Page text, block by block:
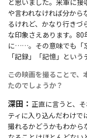
や言われなければ分から
るけれど、かなり行きづ
な印象さえあります。
に……。その意味でも「
「記録」「記憶」とい
――この映画を撮ることで
たのでしょうか？
深田： 正直に言うと、
ティに入り込んだわけで
撮れるかどうかもわから